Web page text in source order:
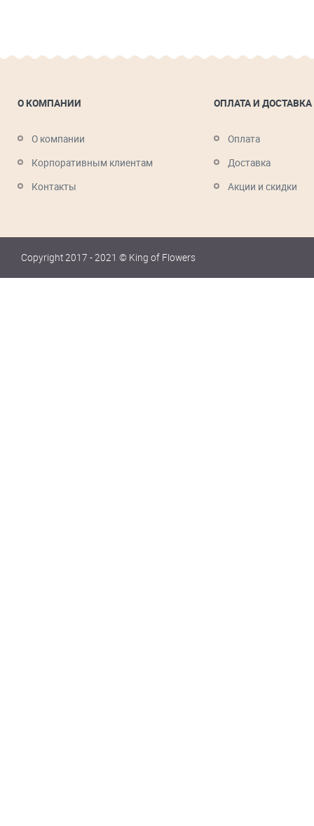
О КОМПАНИИ
О компании
Корпоративным клиентам
Контакты
ОПЛАТА И ДОСТАВКА
Оплата
Доставка
Акции и скидки
Copyright 2017 - 2021 © King of Flowers